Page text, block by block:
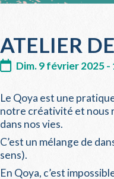
ATELIER
Dim. 9 février 2025 -
Le Qoya est une
notre créativité et nous
dans nos vies.
C’est un mélange de
sens).
En Qoya, c’est